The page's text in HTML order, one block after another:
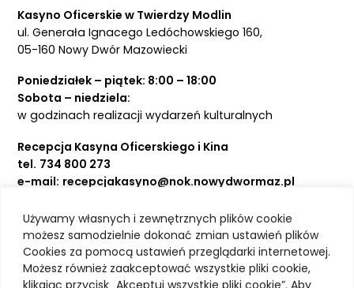
Używamy własnych i zewnętrznych plików cookie
możesz samodzielnie dokonać zmian ustawień plików
Cookies za pomocą ustawień przeglądarki internetowej.
Możesz również zaakceptować wszystkie pliki cookie,
klikając przycisk „Akceptuj wszystkie pliki cookie”. Aby
Kasyno Oficerskie w Twierdzy Modlin
ul. Generała Ignacego Ledóchowskiego 160,
05-160 Nowy Dwór Mazowiecki
Poniedziałek – piątek: 8:00 – 18:00
Sobota – niedziela:
w godzinach realizacji wydarzeń kulturalnych
Recepcja Kasyna Oficerskiego i Kina
tel. 734 800 273
e-mail: recepcjakasyno@nok.nowydwormaz.pl
Aktualności
Kasyno Oficerskie
Kino